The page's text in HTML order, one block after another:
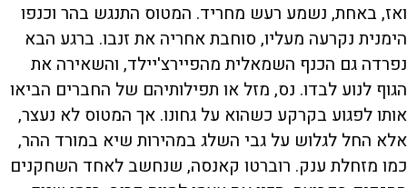
ואז, באחת, נשמע רעש מחריד. המטוס התנגש בהר וכנפו
הימנית נקרעה מעליו, סוחבת אחריה את זנבו. ברגע הבא
נפרדה גם הכנף השמאלית מהפיירצ'יילד, והשאירה את
הגוף לנוע לבדו. נס, מזל או תפילותיהם של החברים הביאו
אותו לפגוע בקרקע כשהוא על גחונו. אך המטוס לא נעצר,
אלא החל לגלוש על גבי השלג במהירות שיא במורד ההר,
כמו מזחלת ענק. רוברטו קאנסה, שנחשב לאחד השחקנים